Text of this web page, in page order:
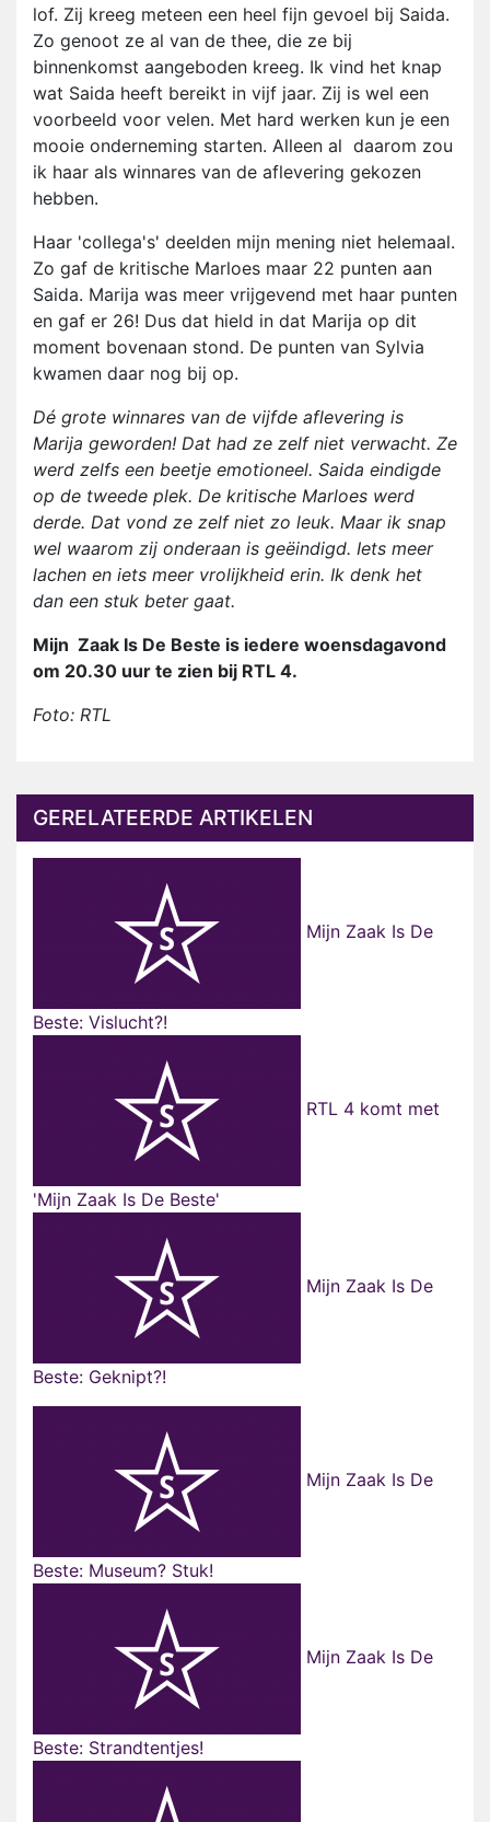
lof. Zij kreeg meteen een heel fijn gevoel bij Saida.
Zo genoot ze al van de thee, die ze bij
binnenkomst aangeboden kreeg. Ik vind het knap
wat Saida heeft bereikt in vijf jaar. Zij is wel een
voorbeeld voor velen. Met hard werken kun je een
mooie onderneming starten. Alleen al daarom zou
ik haar als winnares van de aflevering gekozen
hebben.
Haar 'collega's' deelden mijn mening niet helemaal.
Zo gaf de kritische Marloes maar 22 punten aan
Saida. Marija was meer vrijgevend met haar punten
en gaf er 26! Dus dat hield in dat Marija op dit
moment bovenaan stond. De punten van Sylvia
kwamen daar nog bij op.
Dé grote winnares van de vijfde aflevering is
Marija geworden! Dat had ze zelf niet verwacht. Ze
werd zelfs een beetje emotioneel. Saida eindigde
op de tweede plek. De kritische Marloes werd
derde. Dat vond ze zelf niet zo leuk. Maar ik snap
wel waarom zij onderaan is geëindigd. Iets meer
lachen en iets meer vrolijkheid erin. Ik denk het
dan een stuk beter gaat.
Mijn Zaak Is De Beste is iedere woensdagavond
om 20.30 uur te zien bij RTL 4.
Foto: RTL
GERELATEERDE ARTIKELEN
Mijn Zaak Is De
Beste: Vislucht?!
RTL 4 komt met
'Mijn Zaak Is De Beste'
Mijn Zaak Is De
Beste: Geknipt?!
Mijn Zaak Is De
Beste: Museum? Stuk!
Mijn Zaak Is De
Beste: Strandtentjes!